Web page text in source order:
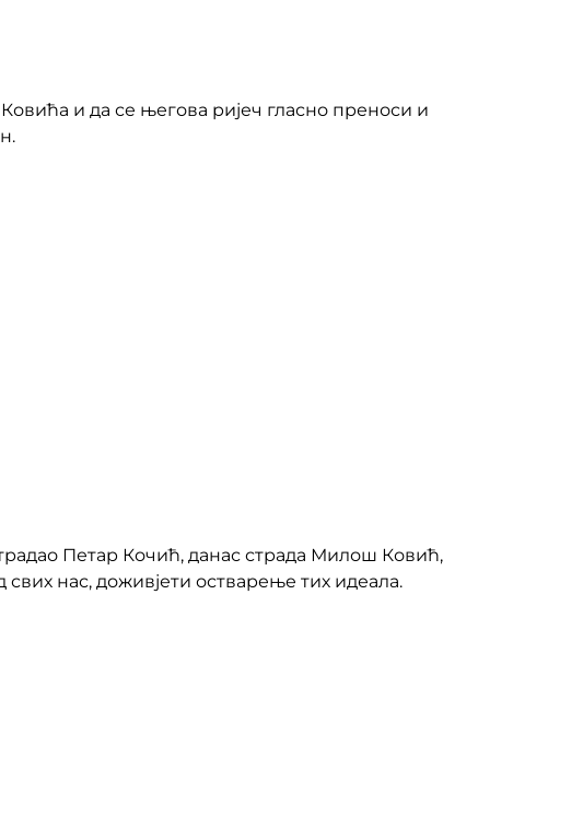
и да се његова ријеч гласно преноси и
Петар Кочић, данас страда Милош Ковић,
нас, доживјети остварење тих идеала.